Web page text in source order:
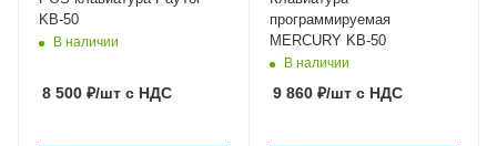
KB-50
В наличии
8 500 ₽/шт с НДС
программируемая
MERCURY KB-50
В наличии
9 860₽/штс НДС